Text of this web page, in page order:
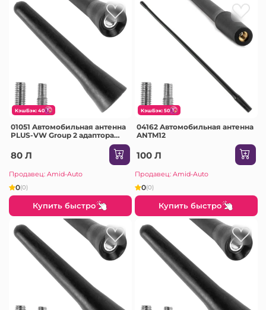
КэшБэк: 40
01051 Aвтомобильная антенна
PLUS-VW Group 2 адаптора
80 Л
Продавец: Amid-Auto
0(0)
Купить быстро
КэшБэк: 50
04162 Aвтомобильная антенна
ANTM12
100 Л
Продавец: Amid-Auto
0(0)
Купить быстро